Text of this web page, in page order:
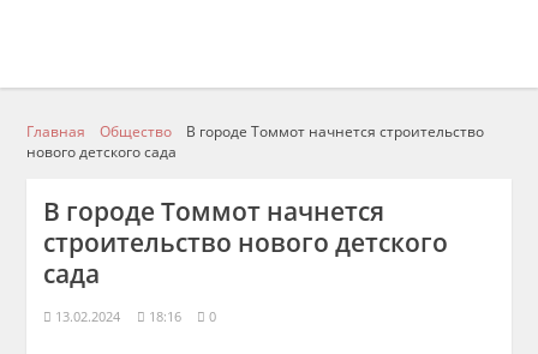
Главная Общество
В городе Томмот начнется строительство
нового детского сада
В городе Томмот начнется
строительство нового детского
сада
13.02.2024 18:16 0